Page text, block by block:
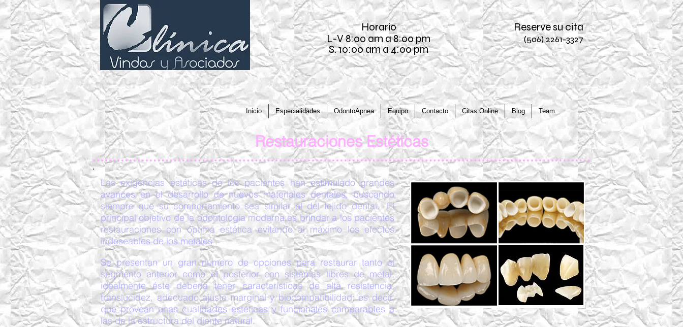
Horario
L-V 8:00 am a 8:00 pm
S. 10:00 am a 4:00 pm
Reserve su cita
(506) 2261-3327
Inicio Especialidades OdontoApnea Equipo Contacto Citas Online Blog Team
Restauraciones Estéticas
Las exigencias estéticas de los pacientes han estimulado grandes
avances en el desarrollo de nuevos materiales dentales, buscando
siempre que su comportamiento sea similar al del tejido dental. "El
principal objetivo de la odontología moderna es brindar a los pacientes
restauraciones con óptima estética evitando al máximo los efectos
indeseables de los metales".
Se presentan un gran número de opciones para restaurar tanto el
segmento anterior como el posterior con sistemas libres de metal,
idealmente éste debería tener características de alta resistencia,
translucidez, adecuado ajuste marginal y biocompatibilidad; es decir,
que provean unas cualidades estéticas y funcionales comparables a
las de la estructura del diente natural.